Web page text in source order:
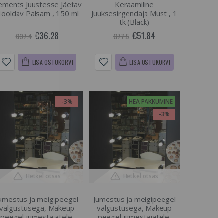
Juustesse Jäetav
Palsam , 150 ml
€37.4 €36.28
LISA OSTUKORVI
Keraamiline
Juuksesirgendaja Must , 1
tk (Black)
€77.5 €51.84
LISA OSTUKORVI
-3%
Hetkel otsas
ja meigipeegel
valgustusega, Makeup
HEA PAKKUMINE
-3%
Hetkel otsas
Jumestus ja meigipeegel
valgustusega, Makeup